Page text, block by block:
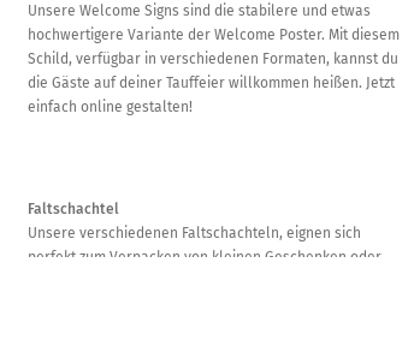
Unsere Welcome Signs sind die stabilere und etwas
hochwertigere Variante der Welcome Poster. Mit diesem
Schild, verfügbar in verschiedenen Formaten, kannst du
die Gäste auf deiner Tauffeier willkommen heißen. Jetzt
einfach online gestalten!
Faltschachtel
Unsere verschiedenen Faltschachteln, eignen sich
perfekt zum Verpacken von kleinen Geschenken oder